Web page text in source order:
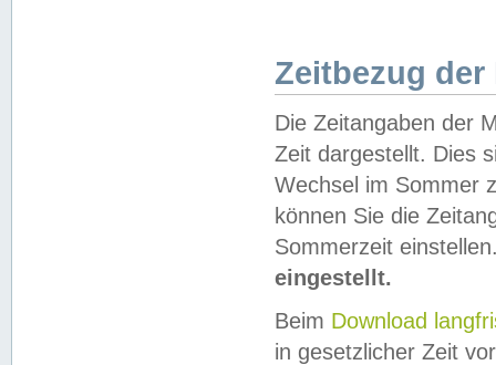
Zeitbezug der
Die Zeitangaben der
Zeit dargestellt. Dies
Wechsel im Sommer
können Sie die
Sommerzeit
eingestellt.
Beim Download
in gesetzlicher Zeit